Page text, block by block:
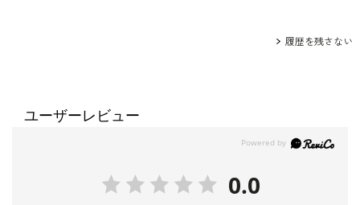
履歴を残さない
ユーザーレビュー
0.0